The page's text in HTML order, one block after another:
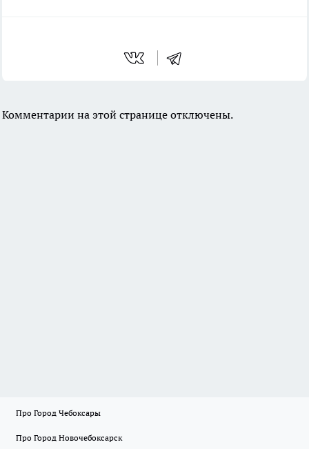
Комментарии на этой странице отключены.
Про Город Чебоксары
Про Город Новочебоксарск